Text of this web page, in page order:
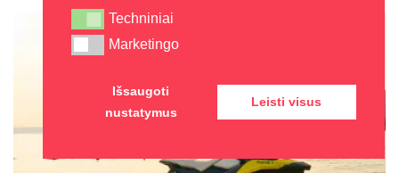
Techniniai
Techniniai
Marketingo
Marketingo
Išsaugoti
nustatymus
Leisti visus